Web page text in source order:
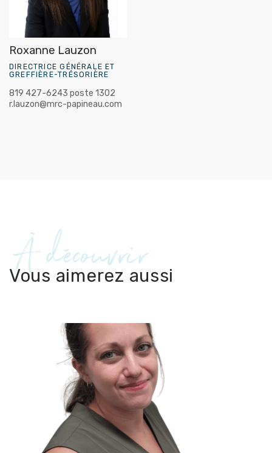
Roxanne Lauzon
DIRECTRICE GÉNÉRALE ET
GREFFIÈRE-TRÉSORIÈRE
819 427-6243 poste 1302
r.lauzon@mrc-papineau.com
À découvrir
Vous aimerez aussi